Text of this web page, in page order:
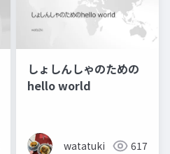
しょしんしゃのための
hello world
watatuki 617